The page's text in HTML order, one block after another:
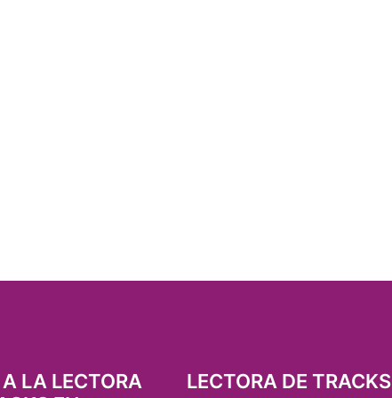
LA LECTORA
LECTORA DE TRACKS